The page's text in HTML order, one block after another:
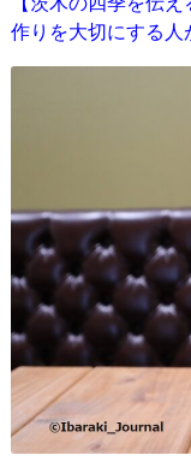
作りを大切にする人